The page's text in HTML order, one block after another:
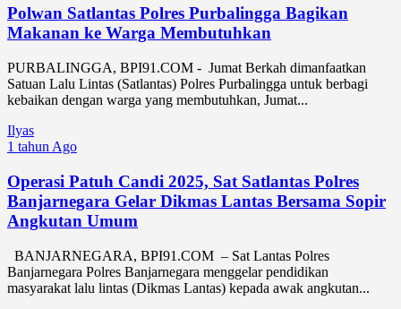
Polwan Satlantas Polres Purbalingga Bagikan
Makanan ke Warga Membutuhkan
PURBALINGGA, BPI91.COM - Jumat Berkah dimanfaatkan
Satuan Lalu Lintas (Satlantas) Polres Purbalingga untuk berbagi
kebaikan dengan warga yang membutuhkan, Jumat...
Ilyas
1 tahun Ago
Operasi Patuh Candi 2025, Sat Satlantas Polres
Banjarnegara Gelar Dikmas Lantas Bersama Sopir
Angkutan Umum
BANJARNEGARA, BPI91.COM – Sat Lantas Polres
Banjarnegara Polres Banjarnegara menggelar pendidikan
masyarakat lalu lintas (Dikmas Lantas) kepada awak angkutan...